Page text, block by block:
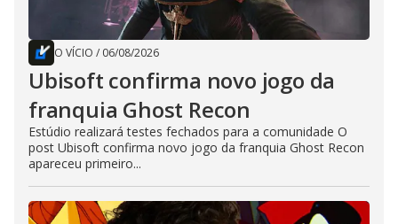
O VÍCIO / 06/08/2026
Ubisoft confirma novo jogo da
franquia Ghost Recon
Estúdio realizará testes fechados para a comunidade O
post Ubisoft confirma novo jogo da franquia Ghost Recon
apareceu primeiro...